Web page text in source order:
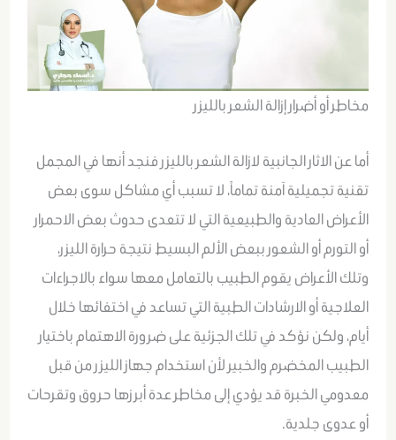
مخاطر أو أضرار إزالة الشعر بالليزر
أما عن الاثار الجانبية لازالة الشعر بالليزر فنجد أنها في المجمل
تقنية تجميلية آمنة تماماً، لا تسبب أي مشاكل سوى بعض
الأعراض العادية والطبيعية التي لا تتعدى حدوث بعض الاحمرار
أو التورم أو الشعور ببعض الألم البسيط نتيجة حرارة الليزر،
وتلك الأعراض يقوم الطبيب بالتعامل معها سواء بالاجراءات
العلاجية أو الارشادات الطبية التي تساعد في اختفائها خلال
أيام، ولكن نؤكد في تلك الجزئية على ضرورة الاهتمام باختيار
الطبيب المخضرم والخبير لأن استخدام جهاز الليزر من قبل
معدومي الخبرة قد يؤدي إلى مخاطر عدة أبرزها حروق وتقرحات
أو عدوى جلدية.